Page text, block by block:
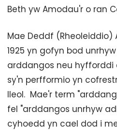
Beth yw Amodau'r o ran
Mae Deddf (Rheoleiddio)
1925 yn gofyn bod
arddangos neu
sy'n perfformio yn
lleol. Mae'r term
fel "arddangos unrhyw
cyhoedd yn cael dod i